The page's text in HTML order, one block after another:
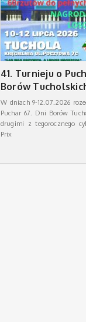
41. Turnieju o
Borów
W dniach 9-12.07.2026
Puchar 67. Dni Borów
drugimi z tegorocznego
Prix